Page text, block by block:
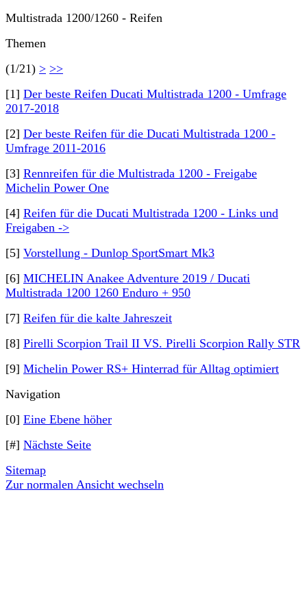
Multistrada 1200/1260 - Reifen
Themen
(1/21) > >>
[1] Der beste Reifen Ducati Multistrada 1200 - Umfrage
2017-2018
[2] Der beste Reifen für die Ducati Multistrada 1200 -
Umfrage 2011-2016
[3] Rennreifen für die Multistrada 1200 - Freigabe
Michelin Power One
[4] Reifen für die Ducati Multistrada 1200 - Links und
Freigaben ->
[5] Vorstellung - Dunlop SportSmart Mk3
[6] MICHELIN Anakee Adventure 2019 / Ducati
Multistrada 1200 1260 Enduro + 950
[7] Reifen für die kalte Jahreszeit
[8] Pirelli Scorpion Trail II VS. Pirelli Scorpion Rally STR
[9] Michelin Power RS+ Hinterrad für Alltag optimiert
Navigation
[0] Eine Ebene höher
[#] Nächste Seite
Sitemap
Zur normalen Ansicht wechseln